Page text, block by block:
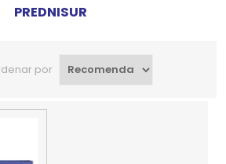
PREDNISUR
por